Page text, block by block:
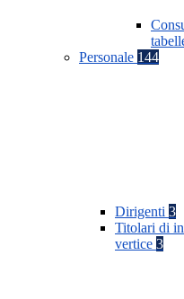
Personale 144
Dirigenti 3
Titolari di
vertice 3